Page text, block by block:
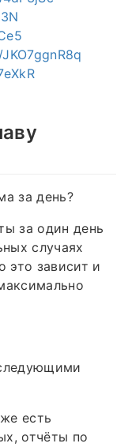
за день?
за один день
случаях
это зависит и
есть
отчёты по